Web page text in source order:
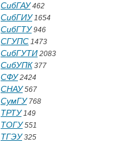
СибГАУ462
СибГИУ1654
СибГТУ946
СГУПС 1473
СибГУТИ 2083
СибУПК 377
СФУ2424
СНАУ567
СумГУ768
ТРТУ149
ТОГУ551
ТГЭУ325